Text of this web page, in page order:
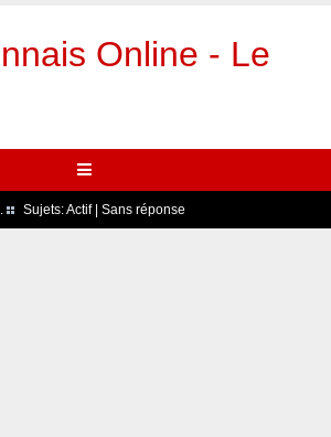
Online - Le
Sujets:Actif| Sans réponse